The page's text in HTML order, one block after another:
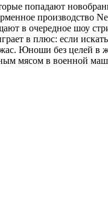
попадают
производство
в очередное шоу
в плюс: если
Юноши без целей
мясом в военной